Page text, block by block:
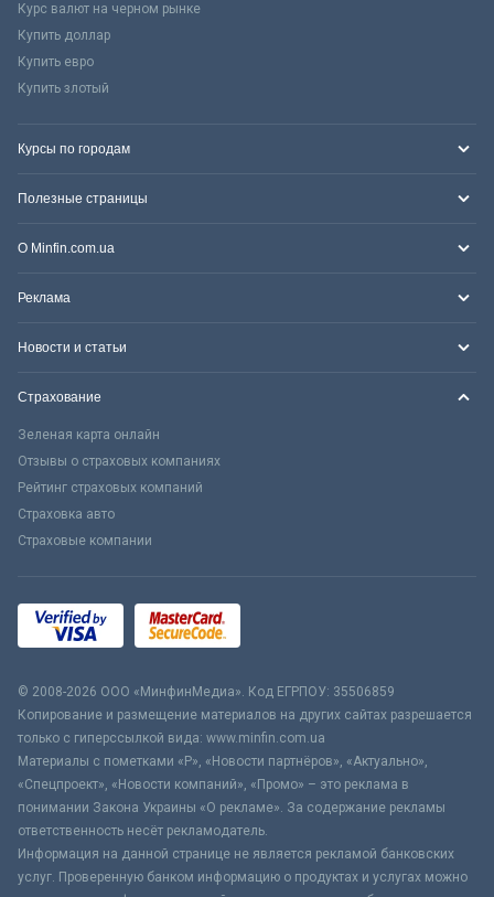
Курс валют на черном рынке
Купить доллар
Купить евро
Купить злотый
Курсы по городам
Полезные страницы
О Minfin.com.ua
Реклама
Новости и статьи
Страхование
Зеленая карта онлайн
Отзывы о страховых компаниях
Рейтинг страховых компаний
Страховка авто
Страховые компании
© 2008-2026 ООО «МинфинМедиа». Код ЕГРПОУ: 35506859
Копирование и размещение материалов на других сайтах разрешается
только с гиперссылкой вида: www.minfin.com.ua
Материалы с пометками «Р», «Новости партнёров», «Актуально»,
«Спецпроект», «Новости компаний», «Промо» – это реклама в
понимании Закона Украины «О рекламе». За содержание рекламы
ответственность несёт рекламодатель.
Информация на данной странице не является рекламой банковских
услуг. Проверенную банком информацию о продуктах и услугах можно